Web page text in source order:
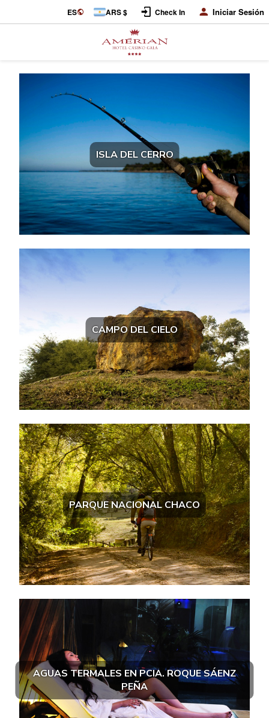
ES ARS $ Check In Iniciar Sesión
ISLA DEL CERRO
CAMPO DEL CIELO
PARQUE NACIONAL CHACO
AGUAS TERMALES EN PCIA. ROQUE SÁENZ
PEÑA